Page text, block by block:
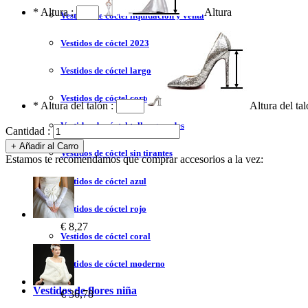
Vestidos de cóctel liquidación y venta
Vestidos de cóctel 2023
Vestidos de cóctel largo
Vestidos de cóctel corto
Vestidos de cóctel tallas grandes
Vestidos de cóctel sin tirantes
Vestidos de cóctel azul
Vestidos de cóctel rojo
Vestidos de cóctel coral
Vestidos de cóctel moderno
Vestidos de flores niña
* Altura : Altura
* Altura del talón : Altura del
Cantidad :
Estamos te recomendamos que comprar accesorios a la vez:
€ 8,27
€ 36,78